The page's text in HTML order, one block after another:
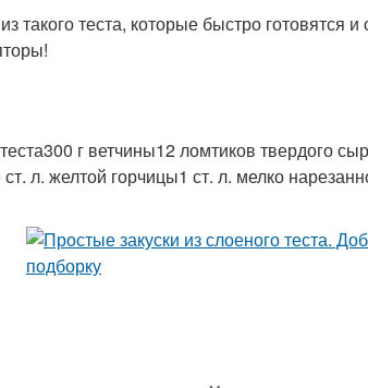
Лайфхаки из слоеного
теста
Торт
теста, которые быстро готовятся
г ветчины12 ломтиков твердого
л. желтой горчицы1 ст. л. мелко